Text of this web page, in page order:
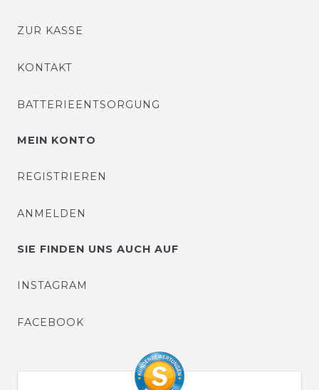
ZUR KASSE
KONTAKT
BATTERIEENTSORGUNG
MEIN KONTO
REGISTRIEREN
ANMELDEN
SIE FINDEN UNS AUCH AUF
INSTAGRAM
FACEBOOK